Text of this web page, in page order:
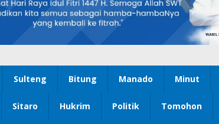
Sulteng Bitung Manado Minut
Sitaro Hukrim Politik Tomohon